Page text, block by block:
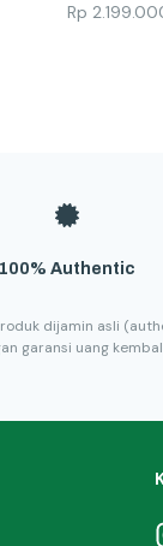
Rp
100% Authentic
dijamin asli
garansi uang